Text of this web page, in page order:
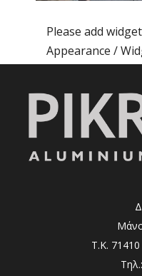
Please add
Appearance /
Τ.Κ. 71410